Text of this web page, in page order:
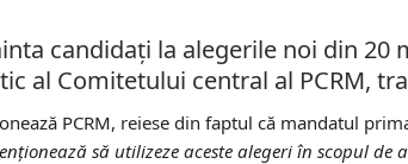
candidaţi la alegerile noi din 20
al Comitetului central al PCRM,
PCRM, reiese din faptul că mandatul
să utilizeze aceste alegeri în scopul de